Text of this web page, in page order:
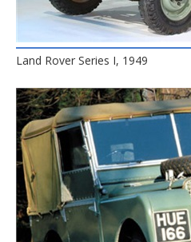
Land Rover Series I, 1949